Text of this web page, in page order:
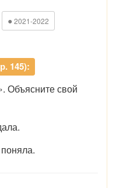
● 2021-2022
145):
Объясните свой